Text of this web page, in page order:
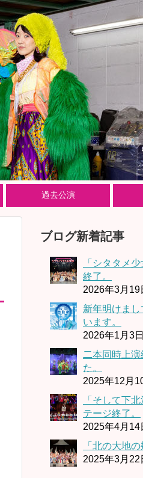
過去公演
ブログ新着記事
「シタタメ
終了。
2026年3月19
新年明けま
います。
2026年1月3日
二本同時上
た。
2025年12月
「そして下
テージ終了。
2025年4月14
「北の大地
2025年3月22